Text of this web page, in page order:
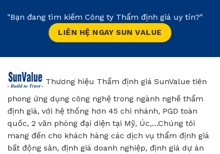
"Bạn đang tìm kiếm Công ty Thẩm định giá uy tín?"
LIÊN HỆ NGAY SUN VALUE
Thương hiệu Thẩm định giá SunValue tiên
phong ứng dụng công nghệ trong ngành nghề thẩm
định giá, với hệ thống hơn 45 chi nhánh, PGD toàn
quốc, 2 văn phòng đại diện tại Mỹ, Úc,…Chúng tôi
mang đến cho khách hàng các dịch vụ thẩm định giá
bất động sản, định giá doanh nghiệp, định giá dự án